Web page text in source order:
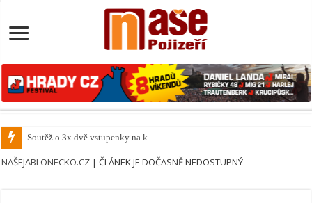
Soutěž o 3x dvě vstupenky na konc
NAŠEJABLONECKO.CZ | ČLÁNEK JE DOČASNĚ NEDOSTUPNÝ